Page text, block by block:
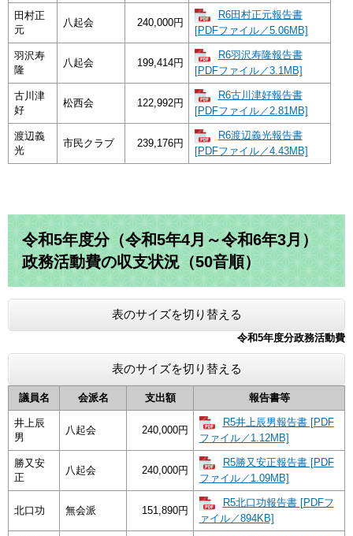
田村正
元
八起会 240,000円
R6田村正元報告書
[PDFファイル／5.06MB]
羽沢寿
隆
八起会 199,414円
R6羽沢寿隆報告書
[PDFファイル／3.1MB]
古川津
好
松西会 122,992円
R6古川津好報告書
[PDFファイル／2.81MB]
渡辺義
光
市民クラブ 239,176円
R6渡辺義光報告書
[PDFファイル／4.43MB]
令和5年度分（令和5年4月～令和6年3月）
政務活動費の収支状況（50音順）
表のサイズを切り替える
令和5年度分政務活動費
表のサイズを切り替える
議員名 会派名 支出額 報告書等
井上辰
男
八起会 240,000円
R5井上辰男報告書 [PDF
ファイル／1.12MB]
勝又安
正
八起会 240,000円
R5勝又安正報告書 [PDF
ファイル／1.09MB]
北口功 無会派 151,890円
R5北口功報告書 [PDFフ
ァイル／894KB]